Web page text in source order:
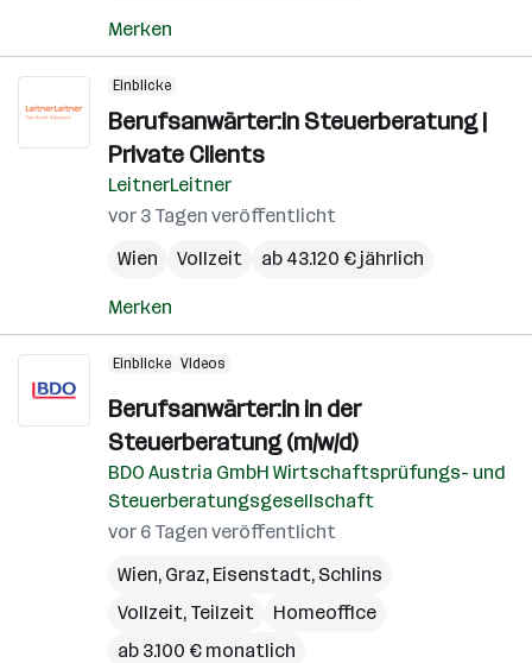
Merken
Einblicke
Berufsanwärter:in Steuerberatung |
Private Clients
LeitnerLeitner
vor 3 Tagen veröffentlicht
Wien
Vollzeit ab 43.120 € jährlich
Merken
Einblicke Videos
Berufsanwärter:in in der
Steuerberatung (m/w/d)
BDO Austria GmbH Wirtschaftsprüfungs- und
Steuerberatungsgesellschaft
vor 6 Tagen veröffentlicht
Wien, Graz, Eisenstadt, Schlins
Vollzeit, Teilzeit
Homeoffice
ab 3.100 € monatlich